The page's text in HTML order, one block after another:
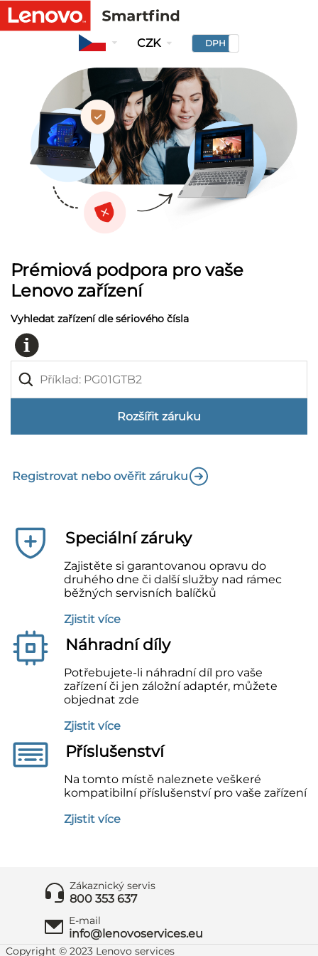
CZK DPH
Prémiová podpora pro vaše
Lenovo zařízení
Vyhledat zařízení dle sériového čísla
Rozšířit záruku
Registrovat nebo ověřit záruku
Speciální záruky
Zajistěte si garantovanou opravu do
druhého dne či další služby nad rámec
běžných servisních balíčků
Zjistit více
Náhradní díly
Potřebujete-li náhradní díl pro vaše
zařízení či jen záložní adaptér, můžete
objednat zde
Zjistit více
Příslušenství
Na tomto místě naleznete veškeré
kompatibilní příslušenství pro vaše zařízení
Zjistit více
Zákaznický servis
800 353 637
E-mail
info@lenovoservices.eu
Copyright © 2023 Lenovo services